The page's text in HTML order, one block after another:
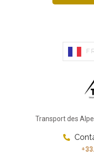
Transport des